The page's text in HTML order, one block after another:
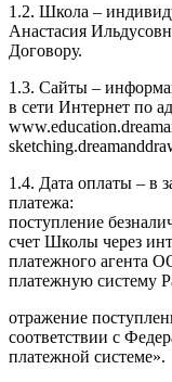
1.2. Школа –
Анастасия
Договору.
1.3. Сайты –
в сети Интернет по
1.4. Дата оплаты – в
платежа:
поступление
счет Школы через
платежного агента
платежную систему
отражение
соответствии с
платежной системе».